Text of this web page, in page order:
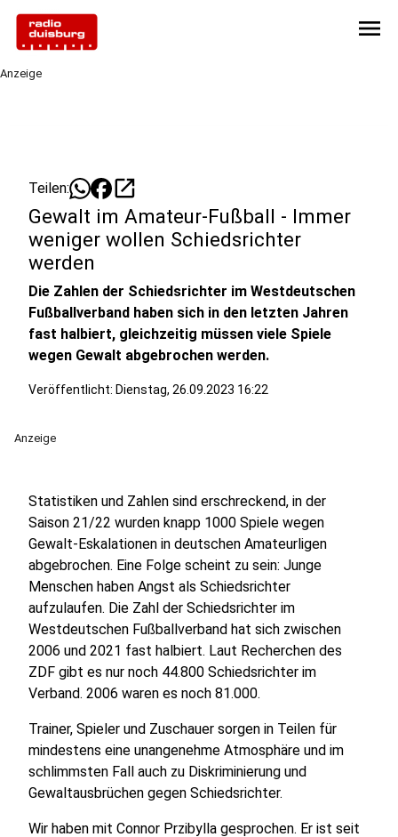
menu
Anzeige
Teilen: open_in_new
Gewalt im Amateur-Fußball - Immer
weniger wollen Schiedsrichter
werden
Die Zahlen der Schiedsrichter im Westdeutschen
Fußballverband haben sich in den letzten Jahren
fast halbiert, gleichzeitig müssen viele Spiele
wegen Gewalt abgebrochen werden.
Veröffentlicht: Dienstag, 26.09.2023 16:22
Anzeige
Statistiken und Zahlen sind erschreckend, in der
Saison 21/22 wurden knapp 1000 Spiele wegen
Gewalt-Eskalationen in deutschen Amateurligen
abgebrochen. Eine Folge scheint zu sein: Junge
Menschen haben Angst als Schiedsrichter
aufzulaufen. Die Zahl der Schiedsrichter im
Westdeutschen Fußballverband hat sich zwischen
2006 und 2021 fast halbiert. Laut Recherchen des
ZDF gibt es nur noch 44.800 Schiedsrichter im
Verband. 2006 waren es noch 81.000.
Trainer, Spieler und Zuschauer sorgen in Teilen für
mindestens eine unangenehme Atmosphäre und im
schlimmsten Fall auch zu Diskriminierung und
Gewaltausbrüchen gegen Schiedsrichter.
Wir haben mit Connor Przibylla gesprochen. Er ist seit